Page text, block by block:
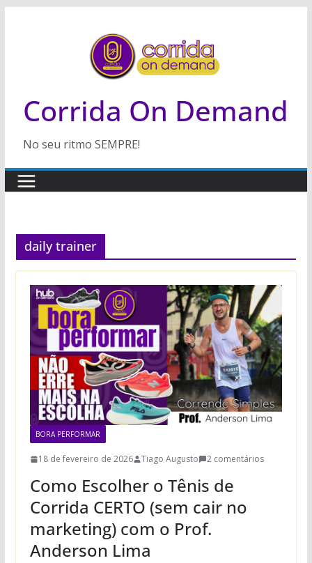
Corrida On Demand
No seu ritmo SEMPRE!
daily trainer
BORA PERFORMAR
18 de fevereiro de 2026 Tiago Augusto 2 comentários
Como Escolher o Tênis de
Corrida CERTO (sem cair no
marketing) com o Prof.
Anderson Lima